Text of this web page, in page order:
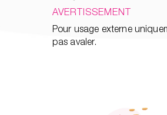
AVERTISSEMENT
Pour usage externe
pas avaler.